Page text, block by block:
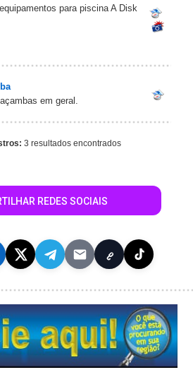
para piscina A Disk
em geral.
3 resultados encontrados
REDES SOCIAIS